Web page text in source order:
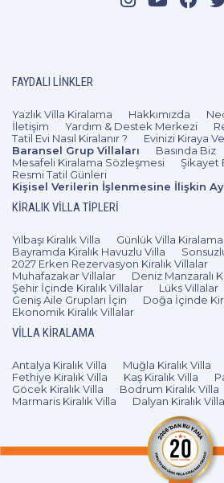
12 Kişi
FAYDALI LINKLER
Yazlık Villa Kiralama Hakkımızda
İletişim
Yardım & Destek Merkezi
Tatil Evi Nasıl Kiralanır ?
Evinizi Kiraya
Baransel Grup Villaları
Basında Biz
Mesafeli Kiralama Sözleşmesi
Şikayet
Resmi Tatil Günleri
Kişisel Verilerin İşlenmesine İlişkin
KIRALIK VILLA TIPLERI
Yılbaşı Kiralık Villa Günlük Villa Kiralama
Bayramda Kiralık Havuzlu Villa
2027 Erken Rezervasyon Kiralık Villalar
Muhafazakar Villalar
Deniz Manzaralı
Şehir İçinde Kiralık Villalar
Lüks Villalar
Geniş Aile Grupları İçin
Doğa İçinde
Ekonomik Kiralık Villalar
VILLA KIRALAMA
Antalya Kiralık Villa Muğla Kiralık Villa
Fethiye Kiralık Villa
Kaş Kiralık Villa
Göcek Kiralık Villa
Bodrum Kiralık Villa
Marmaris Kiralık Villa
Dalyan Kiralık Villa